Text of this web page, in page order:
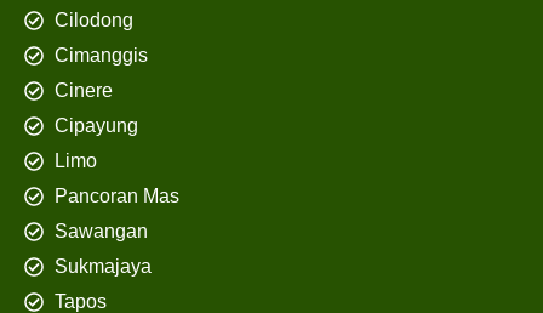
Cilodong
Cimanggis
Cinere
Cipayung
Limo
Pancoran Mas
Sawangan
Sukmajaya
Tapos